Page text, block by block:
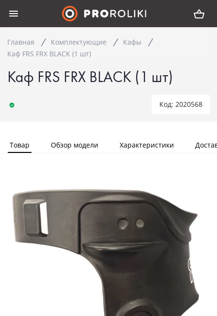
Главная Комплектующие
Кафы
Каф FRS FRX BLACK (1 шт)
Каф FRS FRX BLACK (1 шт)
Код: 2020568
Товар Обзор модели Характеристики